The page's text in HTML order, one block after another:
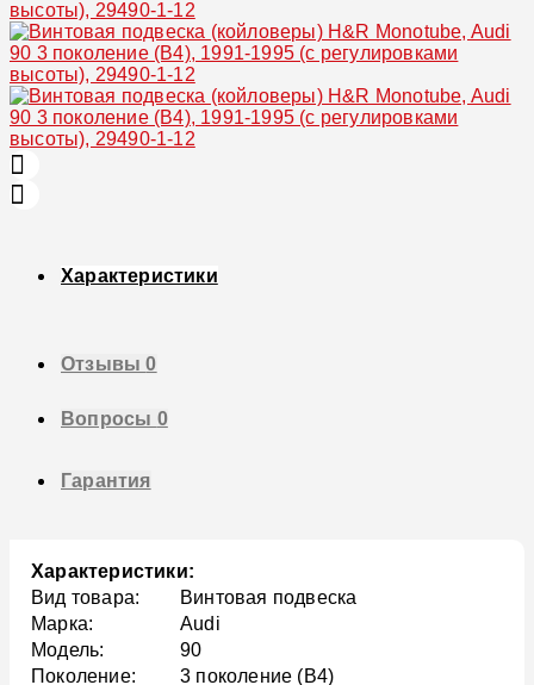
Характеристики
Отзывы0
Вопросы 0
Гарантия
Характеристики:
Вид товара:
Винтовая подвеска
Марка:
Audi
Модель:
90
Поколение:
3 поколение (B4)